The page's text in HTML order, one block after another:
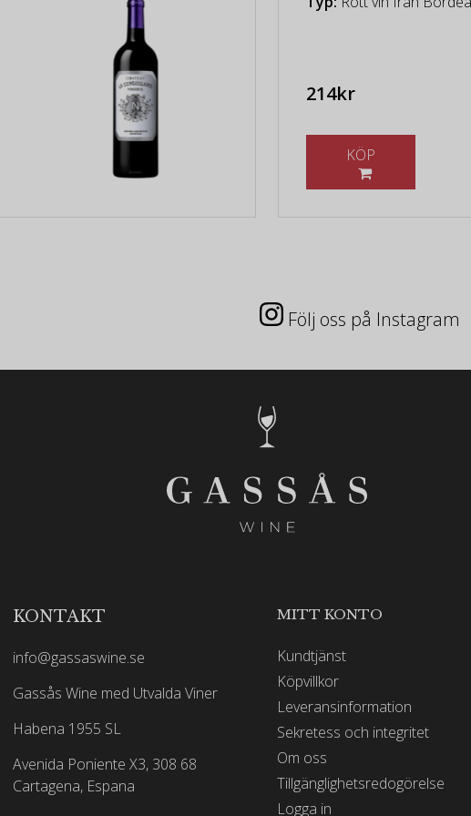
214kr
Följ oss på Instagram
KONTAKT
info@gassaswine.se
Gassås Wine med Utvalda Viner
Habena 1955 SL
Avenida Poniente X3, 308 68
Cartagena, Espana
MITT KONTO
Kundtjänst
Köpvillkor
Leveransinformation
Sekretess och integritet
Om oss
Tillgänglighetsredogörelse
Logga in